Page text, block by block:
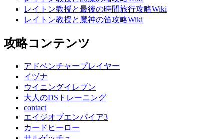
レイトン教授と最後の時間旅行攻略Wiki
レイトン教授と魔神の笛攻略Wiki
攻略コンテンツ
アドベンチャープレイヤー
イヅナ
ウイニングイレブン
大人のDSトレーニング
contact
エイジオブエンパイア3
カードヒーロー